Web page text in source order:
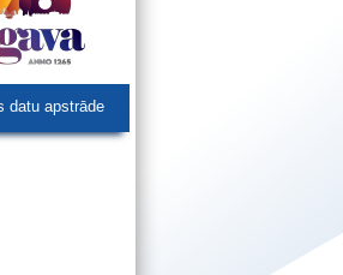
datu apstrāde